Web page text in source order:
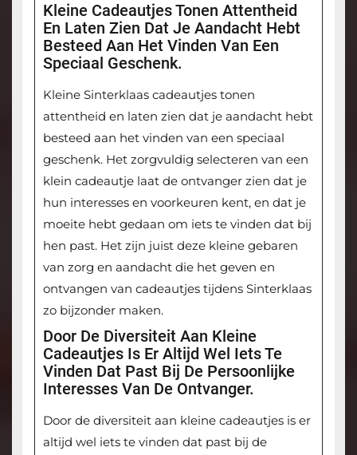
Kleine Cadeautjes Tonen Attentheid
En Laten Zien Dat Je Aandacht Hebt
Besteed Aan Het Vinden Van Een
Speciaal Geschenk.
Kleine Sinterklaas cadeautjes tonen
attentheid en laten zien dat je aandacht hebt
besteed aan het vinden van een speciaal
geschenk. Het zorgvuldig selecteren van een
klein cadeautje laat de ontvanger zien dat je
hun interesses en voorkeuren kent, en dat je
moeite hebt gedaan om iets te vinden dat bij
hen past. Het zijn juist deze kleine gebaren
van zorg en aandacht die het geven en
ontvangen van cadeautjes tijdens Sinterklaas
zo bijzonder maken.
Door De Diversiteit Aan Kleine
Cadeautjes Is Er Altijd Wel Iets Te
Vinden Dat Past Bij De Persoonlijke
Interesses Van De Ontvanger.
Door de diversiteit aan kleine cadeautjes is er
altijd wel iets te vinden dat past bij de